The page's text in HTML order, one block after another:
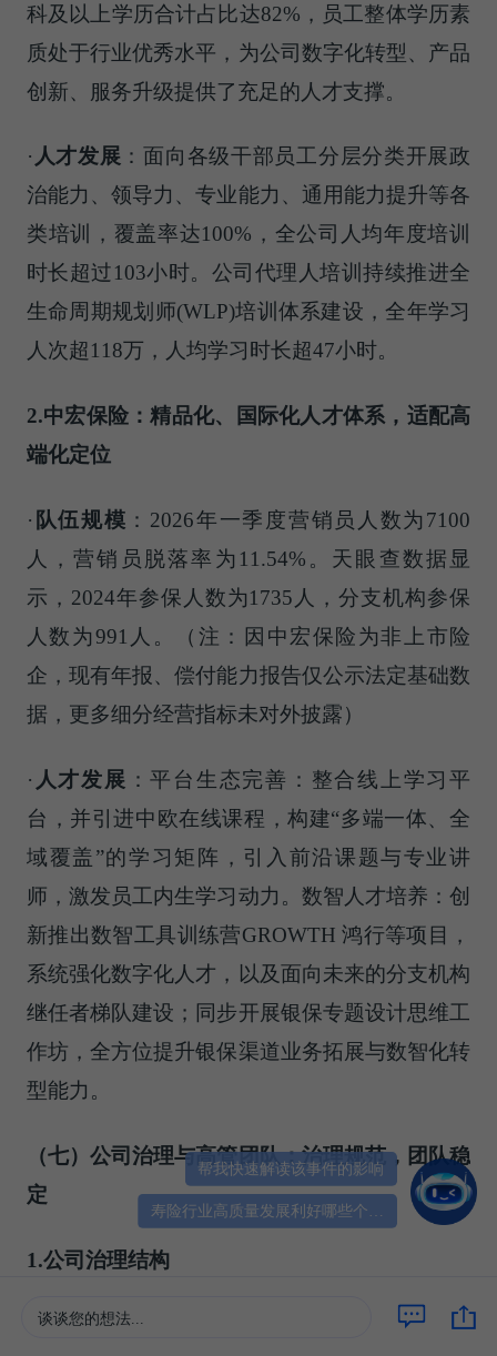
科及以上学历合计占比达82%，员工整体学历素
质处于行业优秀水平，为公司数字化转型、产品
创新、服务升级提供了充足的人才支撑。
· 人才发展 ：面向各级干部员工分层分类开展政
治能力、领导力、专业能力、通用能力提升等各
类培训，覆盖率达100%，全公司人均年度培训
时长超过103小时。公司代理人培训持续推进全
生命周期规划师(WLP)培训体系建设，全年学习
人次超118万，人均学习时长超47小时。
2.中宏保险：精品化、国际化人才体系，适配高
端化定位
· 队伍规模 ：2026年一季度营销员人数为7100
人，营销员脱落率为11.54%。天眼查数据显
示，2024年参保人数为1735人，分支机构参保
人数为991人。（ 注：
因中宏保险为非上市险
企，现有年报、偿付能力报告仅公示法定基础数
据，更多细分经营指标未对外披露）
· 人才发展 ：平台⽣态完善：整合线上学习平
台，并引进中欧在线课程，构建“多端⼀体、全
域覆盖”的学习矩阵，引⼊前沿课题与专业讲
师，激发员工内生学习动力。数智人才培养：创
新推出数智工具训练营GROWTH 鸿行等项目，
系统强化数字化人才，以及面向未来的分支机构
继任者梯队建设；同步开展银保专题设计思维工
作坊，全⽅位提升银保渠道业务拓展与数智化转
型能力。
（七）公司治理与高管团队：治理规范，团队稳
定
1.公司治理结构
·新华保险作为A+H股上市的国有控股公司，治
谈谈您的想法...
帮我快速解读该事件的影响
寿险行业高质量发展利好哪些个股？